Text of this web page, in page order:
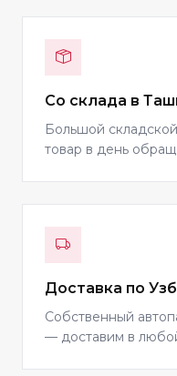
Со склада в
Большой
товар в день
Доставка по
Собственный
— доставим в